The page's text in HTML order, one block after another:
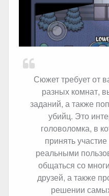
Сюжет требует от
разных комнат,
заданий, а также
убийц. Это
головоломка, в
принять
реальными
общаться со
друзей, а также
решении